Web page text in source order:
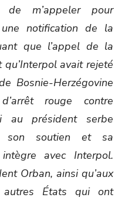
de m’appeler pour
notification de la
que l’appel de la
avait rejeté
Bosnie-Herzégovine
rouge contre
au président serbe
son soutien et sa
avec Interpol.
Orban, ainsi qu’aux
États qui ont